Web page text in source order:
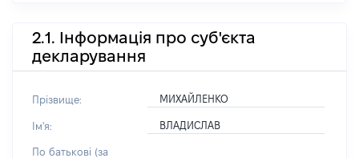
2.1. Інформація про суб'єкта
декларування
Прізвище: МИХАЙЛЕНКО
Ім'я: ВЛАДИСЛАВ
По батькові (за